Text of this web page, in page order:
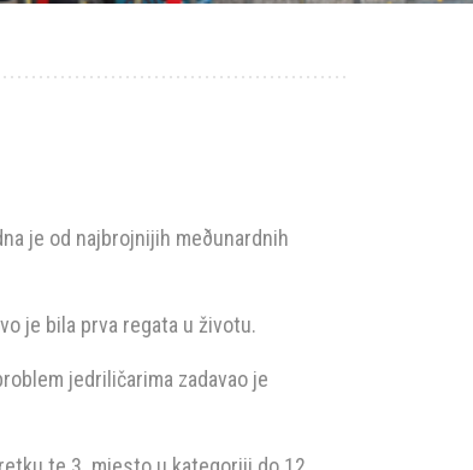
je od najbrojnijih meðunardnih
je bila prva regata u životu.
jedriličarima zadavao je